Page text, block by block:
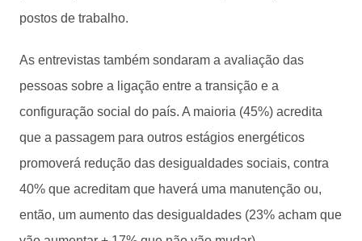
postos de trabalho.
As entrevistas também sondaram a avaliação das
pessoas sobre a ligação entre a transição e a
configuração social do país. A maioria (45%) acredita
que a passagem para outros estágios energéticos
promoverá redução das desigualdades sociais, contra
40% que acreditam que haverá uma manutenção ou,
então, um aumento das desigualdades (23% acham que